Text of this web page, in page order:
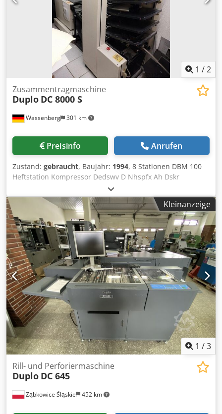
1 /2
Wassenberg 301 km
Zusammentragmaschine
Duplo DC 8000 S
Preisinfo Anrufen
Zustand: gebraucht, Baujahr: 1994, 8 Stationen DBM 100
Heftstation Kompressor Dedswv D Nhspfx Ah Dskr
Kleinanzeige
1 /3
Ząbkowice Śląskie 452 km
Rill- und Perforiermaschine
Duplo DC 645